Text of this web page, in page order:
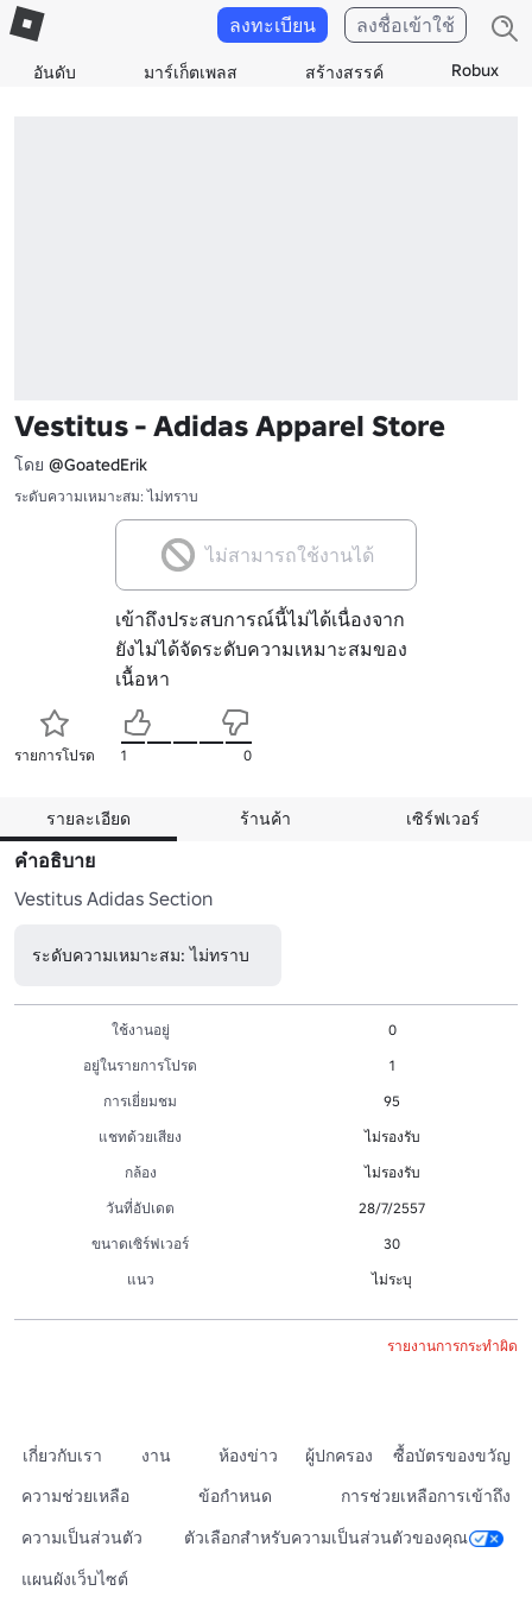
อันดับ มาร์เก็ตเพลส สร้างสรรค์ Robux
ลงทะเบียน ลงชื่อเข้าใช้
Vestitus - Adidas Apparel Store
โดย @GoatedErik
ระดับความเหมาะสม: ไม่ทราบ
ไม่สามารถใช้งานได้
เข้าถึงประสบการณ์นี้ไม่ได้เนื่องจาก
ยังไม่ได้จัดระดับความเหมาะสมของ
เนื้อหา
รายการโปรด 1 0
รายละเอียด ร้านค้า เซิร์ฟเวอร์
คำอธิบาย
Vestitus Adidas Section
ระดับความเหมาะสม: ไม่ทราบ
ใช้งานอยู่
0
อยู่ในรายการโปรด
1
การเยี่ยมชม
95
แชทด้วยเสียง
ไม่รองรับ
กล้อง
ไม่รองรับ
วันที่อัปเดต
28/7/2557
ขนาดเซิร์ฟเวอร์
30
แนว
ไม่ระบุ
รายงานการกระทำผิด
เกี่ยวกับเรา งาน ห้องข่าว ผู้ปกครอง
ซื้อบัตรของขวัญ
ความช่วยเหลือ
ข้อกำหนด
การช่วยเหลือการเข้าถึง
ความเป็นส่วนตัว
ตัวเลือกสำหรับความเป็นส่วนตัวของคุณ
แผนผังเว็บไซต์